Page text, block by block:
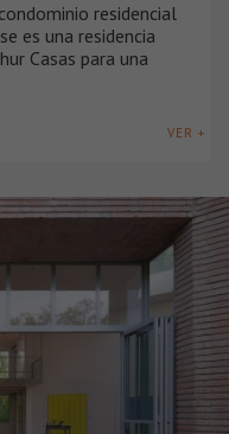
residencial
es una residencia
Casas para una
VER +